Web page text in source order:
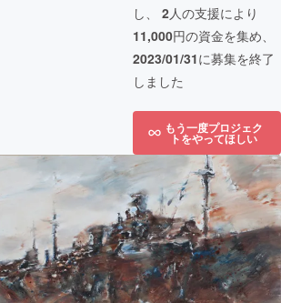
し、 2人の支援により
11,000円の資金を集め、
2023/01/31に募集を終了
しました
もう一度プロジェク
トをやってほしい